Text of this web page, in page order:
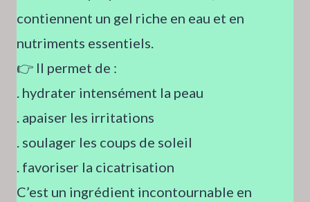
contiennent un gel riche en eau et en
nutriments essentiels.
👉 Il permet de :
. hydrater intensément la peau
. apaiser les irritations
. soulager les coups de soleil
. favoriser la cicatrisation
C’est un ingrédient incontournable en